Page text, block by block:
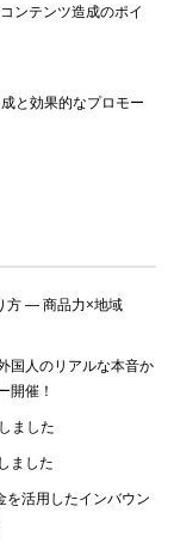
ンテンツ造成のポイ
と効果的なプロモー
方 ― 商品力×地域
国人のリアルな本音か
開催！
ました
ました
を活用したインバウン